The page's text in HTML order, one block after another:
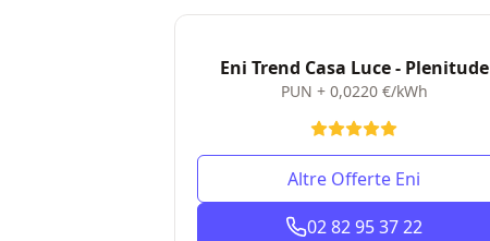
Eni Trend Casa Luce - Plenitude
PUN + 0,0220 €/kWh
Altre Offerte Eni
02 82 95 37 22